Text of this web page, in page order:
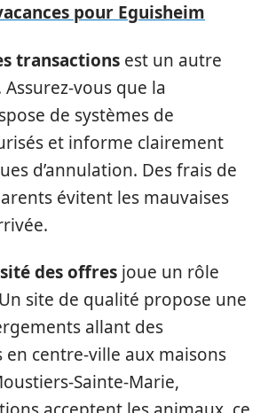
pour Eguisheim
transactions est un autre
vous que la
de systèmes de
et informe clairement
d’annulation. Des frais de
évitent les mauvaises
des offres joue un rôle
site de qualité propose une
allant des
centre-ville aux maisons
Sainte-Marie,